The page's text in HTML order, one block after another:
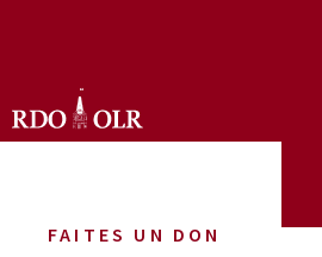
FAITES UN DON